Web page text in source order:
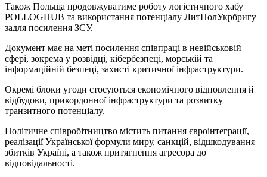
Також Польща продовжуватиме роботу логістичного хабу
POLLOGHUB та використання потенціалу ЛитПолУкрбригу
задля посилення ЗСУ.
Документ має на меті посилення співпраці в невійськовій
сфері, зокрема у розвідці, кібербезпеці, морській та
інформаційній безпеці, захисті критичної інфраструктури.
Окремі блоки угоди стосуються економічного відновлення й
відбудови, прикордонної інфраструктури та розвитку
транзитного потенціалу.
Політичне співробітництво містить питання євроінтеграції,
реалізації Української формули миру, санкцій, відшкодування
збитків Україні, а також притягнення агресора до
відповідальності.